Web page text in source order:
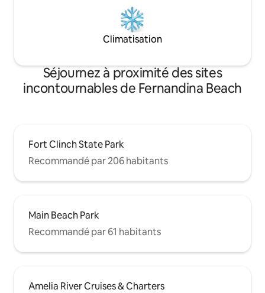
Climatisation
Séjournez à proximité des sites
incontournables de Fernandina Beach
Fort Clinch State Park
Recommandé par 206 habitants
Main Beach Park
Recommandé par 61 habitants
Amelia River Cruises & Charters